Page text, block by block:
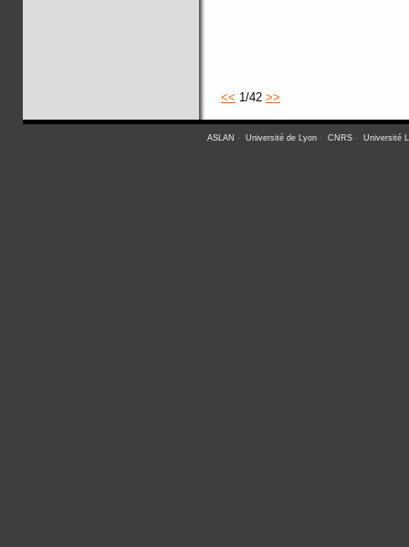
<< 1/42 >>
ASLAN - Université de Lyon- CNRS- Université